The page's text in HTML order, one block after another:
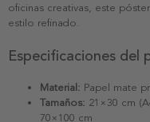
oficinas creativas, este
estilo refinado.
Especificaciones del
Material: Papel mate
Tamaños: 21×30 cm
70×100 cm